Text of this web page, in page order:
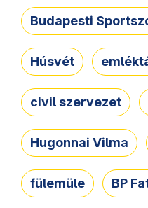
Budapesti
Húsvét
civil szervezet
Hugonnai Vilma
fülemüle BP